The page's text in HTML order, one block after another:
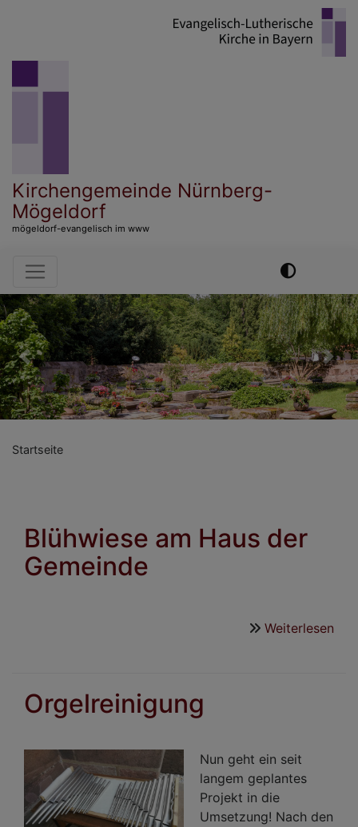
Kirchengemeinde Nürnberg-
Mögeldorf
mögeldorf-evangelisch im www
Hauptnavigation
Previous Next
Startseite
Blühwiese am Haus der
Gemeinde
Weiterlesen
Orgelreinigung
Nun geht ein seit
langem geplantes
Projekt in die
Umsetzung! Nach den